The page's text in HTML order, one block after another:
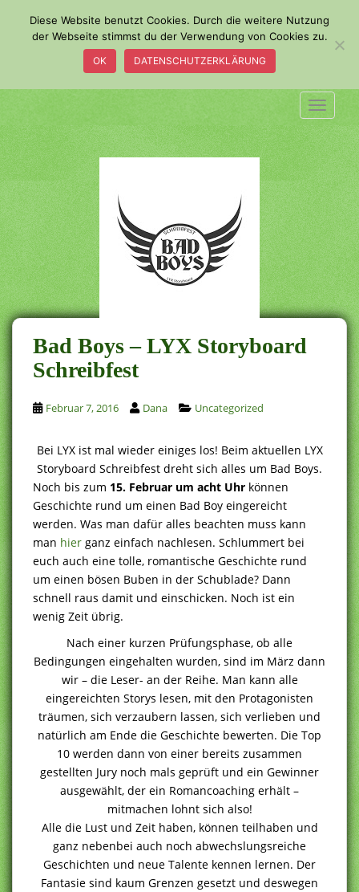
a
i
n
c
o
n
t
e
n
t
Bad Boys – LYX Storyboard
Schreibfest
Februar 7, 2016 Dana Uncategorized
Bei LYX ist mal wieder einiges los! Beim aktuellen LYX
Storyboard Schreibfest dreht sich alles um Bad Boys.
Noch bis zum 15. Februar um acht Uhr können
Geschichte rund um einen Bad Boy eingereicht
werden. Was man dafür alles beachten muss kann
man hier ganz einfach nachlesen. Schlummert bei
euch auch eine tolle, romantische Geschichte rund
um einen bösen Buben in der Schublade? Dann
schnell raus damit und einschicken. Noch ist ein
wenig Zeit übrig.
Nach einer kurzen Prüfungsphase, ob alle
Bedingungen eingehalten wurden, sind im März dann
wir – die Leser- an der Reihe. Man kann alle
eingereichten Storys lesen, mit den Protagonisten
träumen, sich verzaubern lassen, sich verlieben und
natürlich am Ende die Geschichte bewerten. Die Top
10 werden dann von einer bereits zusammen
gestellten Jury noch mals geprüft und ein Gewinner
ausgewählt, der ein Romancoaching erhält –
mitmachen lohnt sich also!
Alle die Lust und Zeit haben, können teilhaben und
ganz nebenbei auch noch abwechslungsreiche
Geschichten und neue Talente kennen lernen. Der
Fantasie sind kaum Grenzen gesetzt und deswegen
Diese Website benutzt Cookies. Durch die weitere Nutzung
der Webseite stimmst du der Verwendung von Cookies zu.
OK DATENSCHUTZERKLÄRUNG